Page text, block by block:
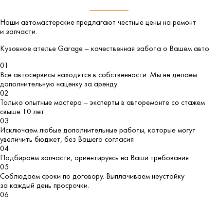
Наши автомастерские предлагают честные цены на ремонт
и запчасти.
Кузовное ателье Garage – качественная забота о Вашем авто.
01
Все автосервисы находятся в собственности. Мы не делаем
дополнительную наценку за аренду
02
Только опытные мастера – эксперты в авторемонте со стажем
свыше 10 лет
03
Исключаем любые дополнительные работы, которые могут
увеличить бюджет, без Вашего согласия
04
Подбираем запчасти, ориентируясь на Ваши требования
05
Соблюдаем сроки по договору. Выплачиваем неустойку
за каждый день просрочки.
06